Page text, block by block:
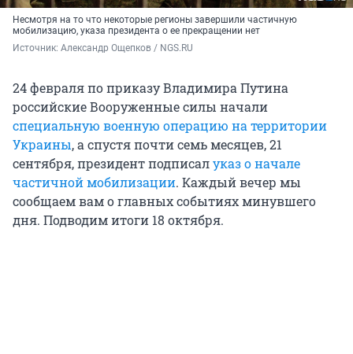
Несмотря на то что некоторые регионы завершили частичную
мобилизацию, указа президента о ее прекращении нет
Источник: Александр Ощепков / NGS.RU
24 февраля по приказу Владимира Путина
российские Вооруженные силы начали
специальную военную операцию на территории
Украины, а спустя почти семь месяцев, 21
сентября, президент подписалуказ о начале
частичной мобилизации. Каждый вечер мы
сообщаем вам о главных событиях минувшего
дня. Подводим итоги 18 октября.